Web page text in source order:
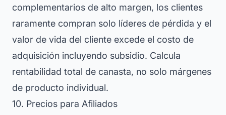
complementarios de alto margen, los clientes
raramente compran solo líderes de pérdida y el
valor de vida del cliente excede el costo de
adquisición incluyendo subsidio. Calcula
rentabilidad total de canasta, no solo márgenes
de producto individual.
10. Precios para Afiliados